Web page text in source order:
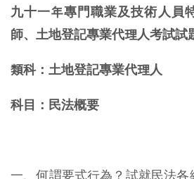
九十一年專門職業及技術人員
師、土地登記專業代理人考試試
類科：土地登記專業代理人
科目：民法概要
一、何謂要式行為？試就民法